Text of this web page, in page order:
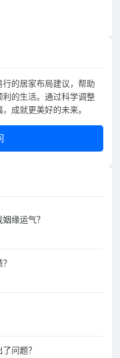
的居家布局建议，帮助
的生活。通过科学调整
成就更美好的未来。
缘运气？
问题？